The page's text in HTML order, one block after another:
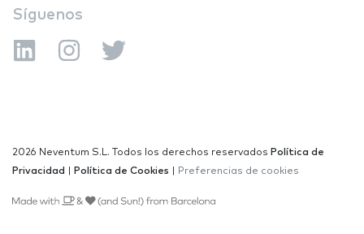
Síguenos
2026 Neventum S.L. Todos los derechos reservados Política de
Privacidad
Política de Cookies Preferencias de cookies